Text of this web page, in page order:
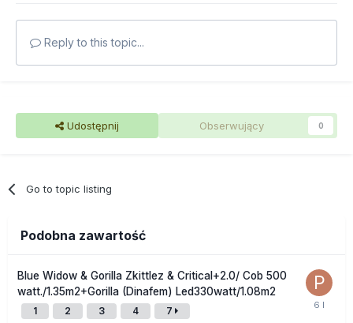
Reply to this topic...
Udostępnij Obserwujący 0
Go to topic listing
Podobna zawartość
Blue Widow & Gorilla Zkittlez & Critical+2.0/ Cob 500
watt./1.35m2+Gorilla (Dinafem) Led330watt/1.08m2
1 2 3 4 7